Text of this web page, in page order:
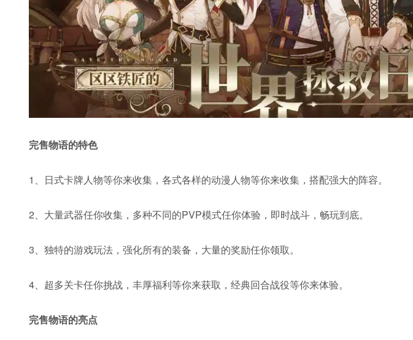
完售物语的特色
1、日式卡牌人物等你来收集，各式各样的动漫人物等你来收集，搭配强大的阵容。
2、大量武器任你收集，多种不同的PVP模式任你体验，即时战斗，畅玩到底。
3、独特的游戏玩法，强化所有的装备，大量的奖励任你领取。
4、超多关卡任你挑战，丰厚福利等你来获取，经典回合战役等你来体验。
完售物语的亮点